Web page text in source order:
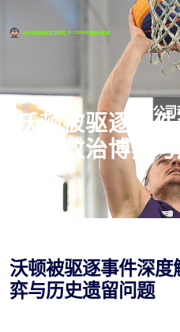
沃顿被驱逐事
的政治博弈
沃顿被驱逐事件深
弈与历史遗留问题